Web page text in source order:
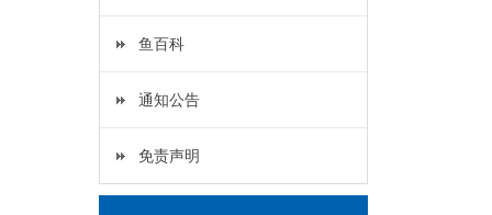
鱼百科
通知公告
免责声明